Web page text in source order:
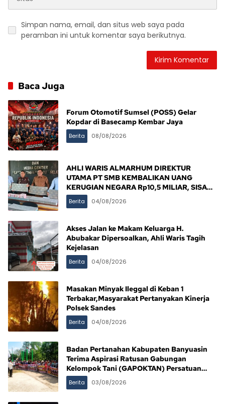
Simpan nama, email, dan situs web saya pada
peramban ini untuk komentar saya berikutnya.
Baca Juga
Forum Otomotif Sumsel (POSS) Gelar
Kopdar di Basecamp Kembar Jaya
Berita 08/08/2026
AHLI WARIS ALMARHUM DIREKTUR
UTAMA PT SMB KEMBALIKAN UANG
KERUGIAN NEGARA Rp10,5 MILIAR, SISA
Berita 04/08/2026
Akses Jalan ke Makam Keluarga H.
Abubakar Dipersoalkan, Ahli Waris Tagih
Kejelasan
Berita 04/08/2026
Masakan Minyak Ileggal di Keban 1
Terbakar,Masyarakat Pertanyakan Kinerja
Polsek Sandes
Berita 04/08/2026
Badan Pertanahan Kabupaten Banyuasin
Terima Aspirasi Ratusan Gabungan
Kelompok Tani (GAPOKTAN) Persatuan
Masyarakat Rimba Asam
Berita 03/08/2026